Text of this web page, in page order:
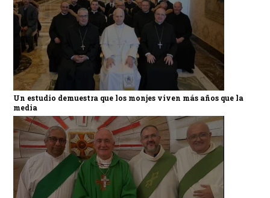
Un estudio demuestra que los monjes viven más años que la
media